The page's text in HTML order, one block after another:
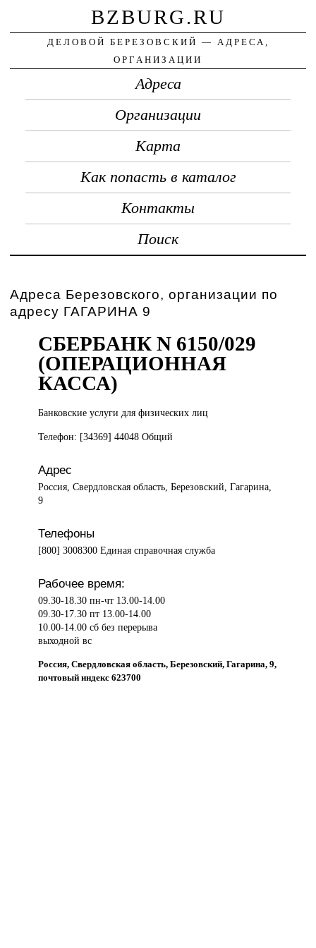
BZBURG.RU
ДЕЛОВОЙ БЕРЕЗОВСКИЙ — АДРЕСА,
ОРГАНИЗАЦИИ
Адреса
Организации
Карта
Как попасть в каталог
Контакты
Поиск
Адреса Березовского, организации по
адресу ГАГАРИНА 9
СБЕРБАНК N 6150/029
(ОПЕРАЦИОННАЯ
КАССА)
Банковские услугидля физических лиц
Телефон: [34369] 44048 Общий
Адрес
Россия, Свердловская область, Березовский, Гагарина,
9
Телефоны
[800] 3008300 Единая справочная служба
Рабочее время:
09.30-18.30 пн-чт 13.00-14.00
09.30-17.30 пт 13.00-14.00
10.00-14.00 сб без перерыва
выходной вс
Россия, Свердловская область, Березовский, Гагарина, 9,
почтовый индекс 623700